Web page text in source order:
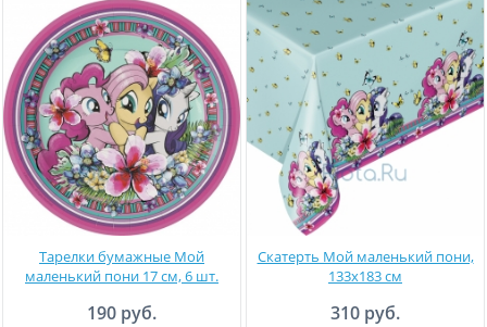
Тарелки бумажные Мой
маленький пони 17 см, 6 шт.
190 руб.
Скатерть Мой маленький пони,
133х183 см
310 руб.